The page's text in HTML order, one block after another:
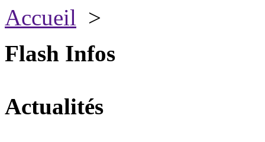
Accueil >
Flash Infos
Actualités